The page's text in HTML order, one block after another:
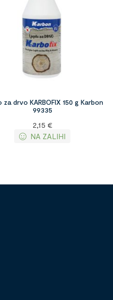
za drvo KARBOFIX 150 g Karbon
99335
2,15 €
NA ZALIHI